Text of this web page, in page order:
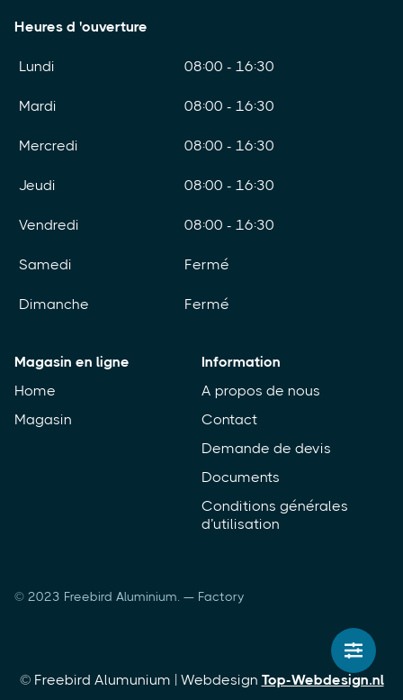
Heures d 'ouverture
Lundi 08:00 - 16:30
Mardi 08:00 - 16:30
Mercredi 08:00 - 16:30
Jeudi 08:00 - 16:30
Vendredi 08:00 - 16:30
Samedi Fermé
Dimanche Fermé
Magasin en ligne
Home
Magasin
Information
A propos de nous
Contact
Demande de devis
Documents
Conditions générales
d’utilisation
© 2023 Freebird Aluminium. — Factory
© Freebird Alumunium | Webdesign Top-Webdesign.nl